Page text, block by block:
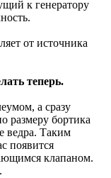
к генератору
от источника
теперь.
а сразу
размеру бортика
ведра. Таким
появится
клапаном.